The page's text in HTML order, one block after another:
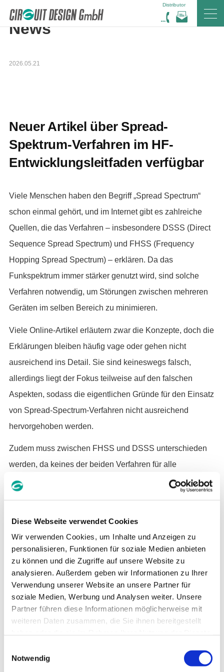
Diese Webseite verwendet Cookies
Wir verwenden Cookies, um Inhalte und Anzeigen zu
personalisieren, Funktionen für soziale Medien anbieten
zu können und die Zugriffe auf unsere Website zu
analysieren. Außerdem geben wir Informationen zu Ihrer
Verwendung unserer Website an unsere Partner für
soziale Medien, Werbung und Analysen weiter. Unsere
Partner führen diese Informationen möglicherweise mit
weiteren Daten zusammen, die Sie ihnen bereitgestellt
Cookies, wenn Sie unsere Webseite weiterhin nutzen.
Notwendig
Distributor
HOME
DE NEWS
News
2026.05.21
Neuer Artikel über Spread-
Spektrum-Verfahren im HF-
Entwicklungsleitfaden verfügbar
Viele Menschen haben den Begriff „Spread Spectrum“
schon einmal gehört, und im Internet gibt es zahlreiche
Quellen, die das Verfahren – insbesondere DSSS (Direct
Sequence Spread Spectrum) und FHSS (Frequency
Hopping Spread Spectrum) – erklären. Da das
Funkspektrum immer stärker genutzt wird, sind solche
Verfahren notwendig, um Störungen zwischen mehreren
Geräten im selben Bereich zu minimieren.
Viele Online-Artikel erläutern zwar die Konzepte, doch die
Erklärungen bleiben häufig vage oder gehen nicht
ausreichend ins Detail. Sie sind keineswegs falsch,
allerdings liegt der Fokus teilweise auf den falschen
Aspekten, sodass die eigentlichen Gründe für den Einsatz
von Spread-Spectrum-Verfahren nicht ausreichend
hervorgehoben werden.
Zudem muss zwischen FHSS und DSSS unterschieden
werden, da keines der beiden Verfahren für alle
Anwendungen gleichermaßen geeignet ist. Jedes
L
i
n
k
e
d
I
T
w
i
t
t
e
r
F
a
c
e
b
o
o
>
NEWS TOP